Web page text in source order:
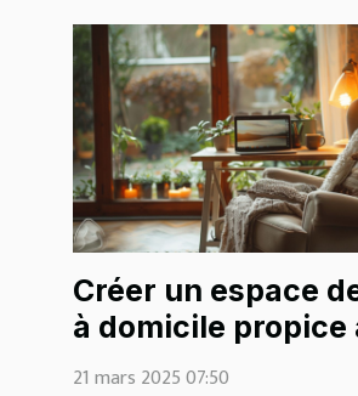
Créer un espace
à domicile propice
cocooning
21 mars 2025 07:50